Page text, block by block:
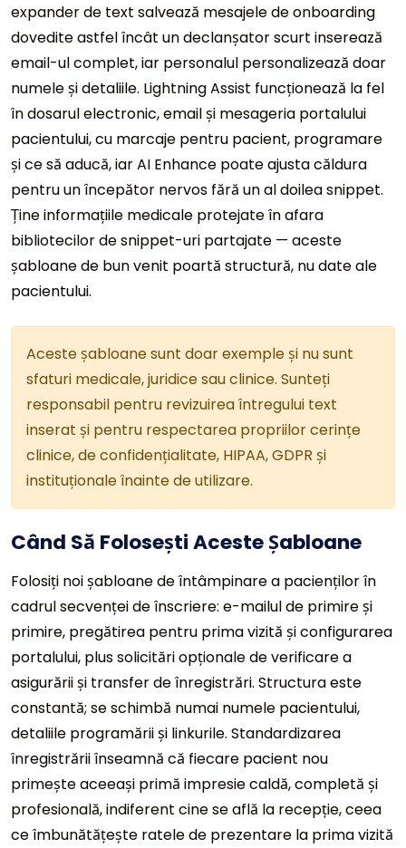
expander de text salvează mesajele de onboarding
dovedite astfel încât un declanșator scurt inserează
email-ul complet, iar personalul personalizează doar
numele și detaliile. Lightning Assist funcționează la fel
în dosarul electronic, email și mesageria portalului
pacientului, cu marcaje pentru pacient, programare
și ce să aducă, iar AI Enhance poate ajusta căldura
pentru un începător nervos fără un al doilea snippet.
Ține informațiile medicale protejate în afara
bibliotecilor de snippet-uri partajate — aceste
șabloane de bun venit poartă structură, nu date ale
pacientului.
Aceste șabloane sunt doar exemple și nu sunt
sfaturi medicale, juridice sau clinice. Sunteți
responsabil pentru revizuirea întregului text
inserat și pentru respectarea propriilor cerințe
clinice, de confidențialitate, HIPAA, GDPR și
instituționale înainte de utilizare.
Când Să Folosești Aceste Șabloane
Folosiți noi șabloane de întâmpinare a pacienților în
cadrul secvenței de înscriere: e-mailul de primire și
primire, pregătirea pentru prima vizită și configurarea
portalului, plus solicitări opționale de verificare a
asigurării și transfer de înregistrări. Structura este
constantă; se schimbă numai numele pacientului,
detaliile programării și linkurile. Standardizarea
înregistrării înseamnă că fiecare pacient nou
primește aceeași primă impresie caldă, completă și
profesională, indiferent cine se află la recepție, ceea
ce îmbunătățește ratele de prezentare la prima vizită